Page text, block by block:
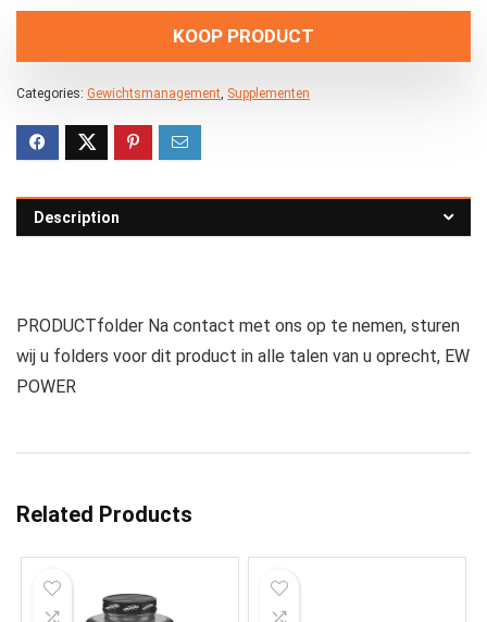
KOOP PRODUCT
Categories: Gewichtsmanagement Supplementen
Description
PRODUCTfolder Na contact met ons op te nemen, sturen
wij u folders voor dit product in alle talen van u oprecht, EW
POWER
Related Products